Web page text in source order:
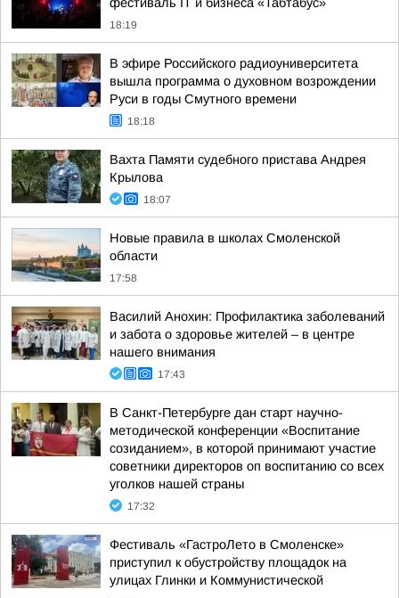
18:19
В эфире Российского радиоуниверситета
вышла программа о духовном возрождении
Руси в годы Смутного времени
18:18
Вахта Памяти судебного пристава Андрея
Крылова
18:07
Новые правила в школах Смоленской
области
17:58
Василий Анохин: Профилактика заболеваний
и забота о здоровье жителей – в центре
нашего внимания
17:43
В Санкт-Петербурге дан старт научно-
методической конференции «Воспитание
созиданием», в которой принимают участие
советники директоров оп воспитанию со всех
уголков нашей страны
17:32
Фестиваль «ГастроЛето в Смоленске»
приступил к обустройству площадок на
улицах Глинки и Коммунистической